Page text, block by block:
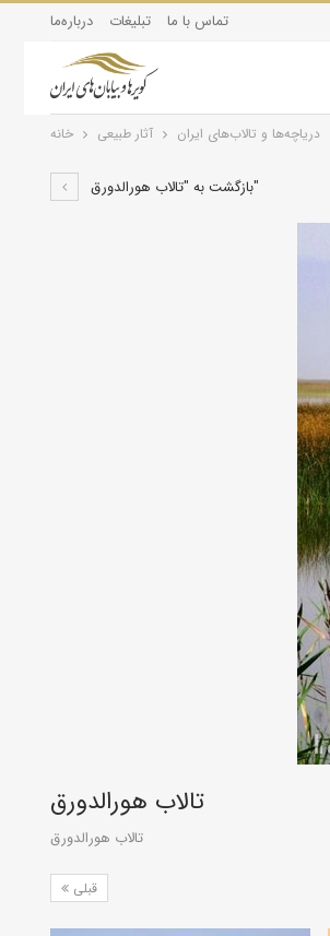
درباره‌ما تبلیغات تماس با ما
خانه آثار طبیعی درياچه‌‌ها و تالاب‌های ایران
بازگشت به "تالاب هورالدورق"
تالاب هورالدورق
تالاب هورالدورق
قبلی